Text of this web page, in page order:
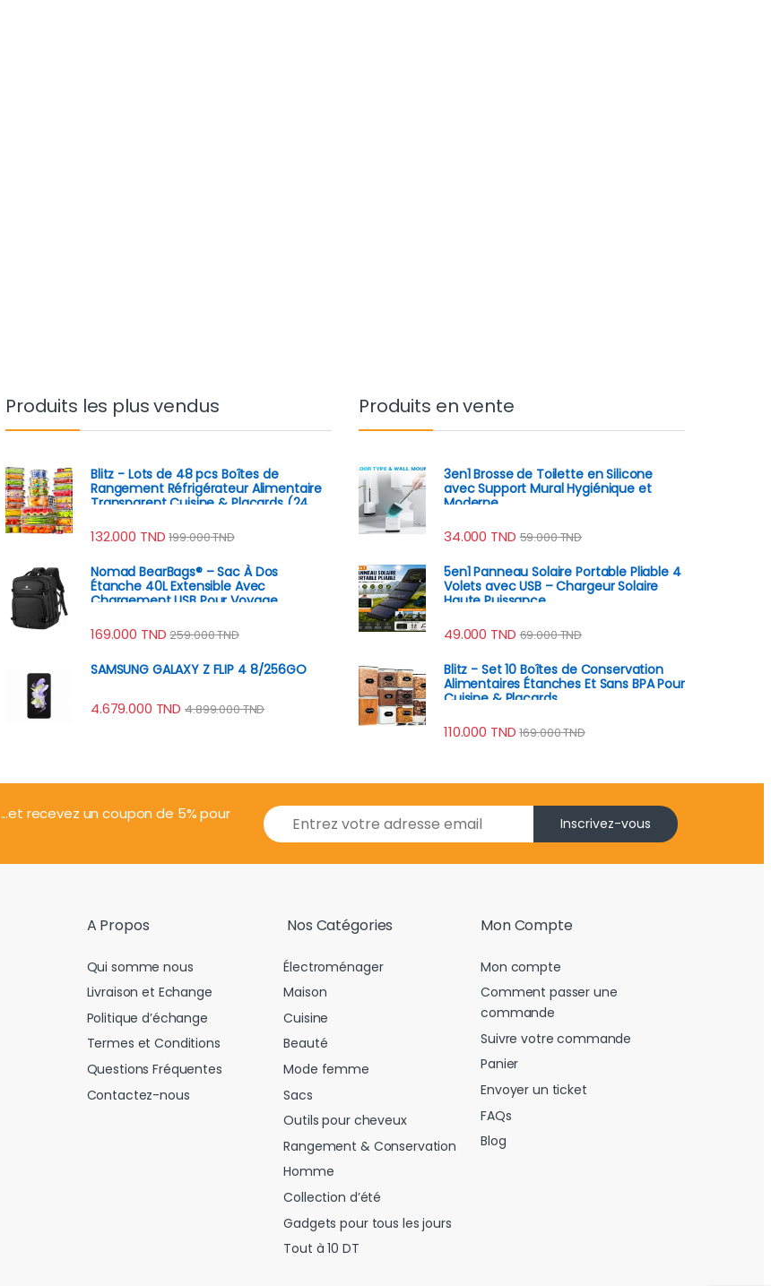
Produits les plus vendus
Blitz - Lots de 48 pcs Boîtes de
Rangement Réfrigérateur Alimentaire
Transparent Cuisine & Placards (24
132.000 TND 199.000TND
Nomad BearBags® – Sac À Dos
Étanche 40L Extensible Avec
Chargement USB Pour Voyage
169.000 TND 259.000TND
SAMSUNG GALAXY Z FLIP 4 8/256GO
4.679.000 TND 4.899.000TND
Produits en vente
3en1 Brosse de Toilette en Silicone
avec Support Mural Hygiénique et
Moderne
34.000 TND 59.000TND
5en1 Panneau Solaire Portable Pliable 4
Volets avec USB – Chargeur Solaire
Haute Puissance
49.000 TND 69.000TND
Blitz - Set 10 Boîtes de Conservation
Alimentaires Étanches Et Sans BPA Pour
Cuisine & Placards
110.000 TND 169.000TND
...et recevez un coupon de 5% pour
E
m
i
Inscrivez-vous
A Propos
Qui somme nous
Livraison et Echange
Politique d’échange
Termes et Conditions
Questions Fréquentes
Contactez-nous
Nos Catégories
Électroménager
Maison
Cuisine
Beauté
Mode femme
Sacs
Outils pour cheveux
Rangement & Conservation
Homme
Collection d’été
Gadgets pour tous les jours
Tout à 10 DT
Mon Compte
Mon compte
Comment passer une
commande
Suivre votre commande
Panier
Envoyer un ticket
FAQs
Blog